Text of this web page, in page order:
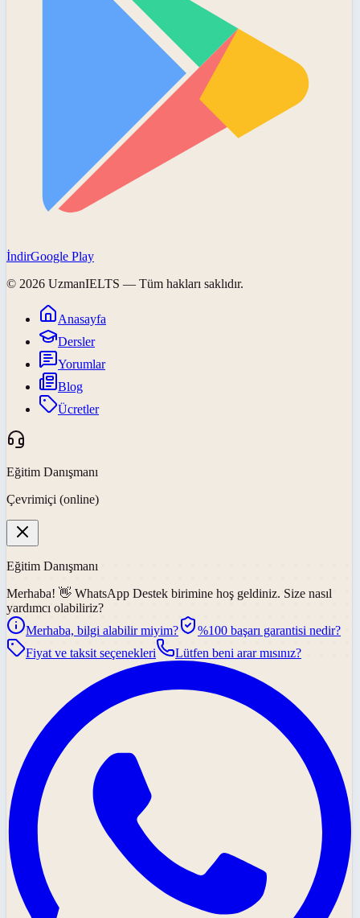
İndirGoogle Play
© 2026 UzmanIELTS — Tüm hakları saklıdır.
Anasayfa
Dersler
Yorumlar
Blog
Ücretler
Eğitim Danışmanı
Çevrimiçi (online)
Eğitim Danışmanı
Merhaba! 👋 WhatsApp Destek birimine hoş geldiniz. Size nasıl
yardımcı olabiliriz?
Merhaba, bilgi alabilir miyim?
%100 başarı garantisi nedir?
Fiyat ve taksit seçenekleri
Lütfen beni arar mısınız?